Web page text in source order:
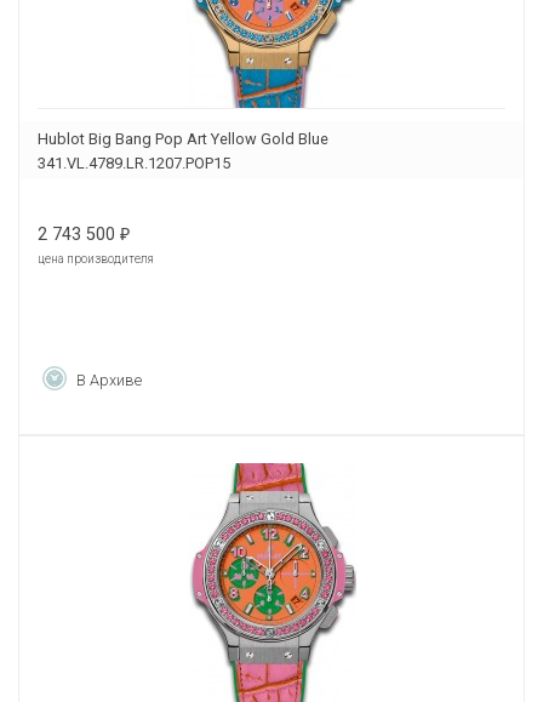
Hublot Big Bang Pop Art Yellow Gold Blue
341.VL.4789.LR.1207.POP15
2 743 500 ₽
цена производителя
В Архиве